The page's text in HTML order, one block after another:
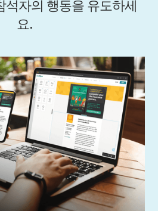
석자의 행동을 유도하세
요.